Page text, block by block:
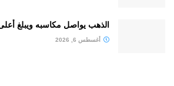
الذهب يواصل مكاسبه ويبلغ
أغسطس 6, 2026